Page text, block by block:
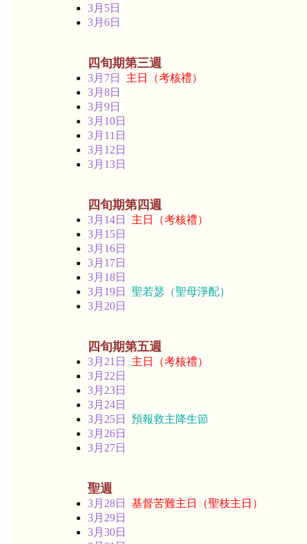
3月5日
3月6日
四旬期第三週
3月7日
主日（考核禮）
3月8日
3月9日
3月10日
3月11日
3月12日
3月13日
四旬期第四週
3月14日
主日（考核禮）
3月15日
3月16日
3月17日
3月18日
3月19日 聖若瑟（聖母淨配）
3月20日
四旬期第五週
3月21日
主日（考核禮）
3月22日
3月23日
3月24日
3月25日 預報救主降生節
3月26日
3月27日
聖週
3月28日
基督苦難主日（聖枝主日）
3月29日
3月30日